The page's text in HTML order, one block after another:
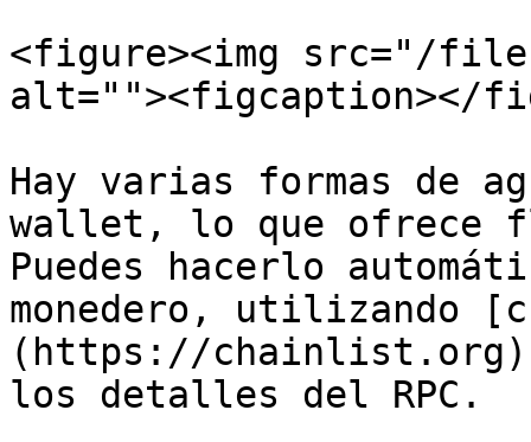
<figure><img src="/files/
alt=""><figcaption></
Hay varias formas de
wallet, lo que ofrece
Puedes hacerlo
monedero, utilizando
(https://chainlist.org),
los detalles del RPC.